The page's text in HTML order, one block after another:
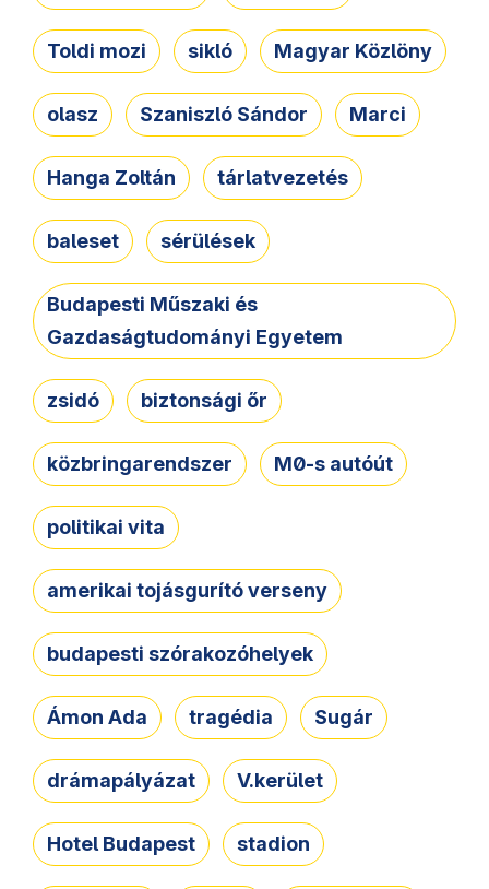
Toldi mozi sikló Magyar Közlöny
olasz Szaniszló Sándor Marci
Hanga Zoltán tárlatvezetés
baleset sérülések
Budapesti Műszaki és
Gazdaságtudományi Egyetem
zsidó biztonsági őr
közbringarendszer M0-s autóút
politikai vita
amerikai tojásgurító verseny
budapesti szórakozóhelyek
Ámon Ada tragédia Sugár
drámapályázat V.kerület
Hotel Budapest stadion